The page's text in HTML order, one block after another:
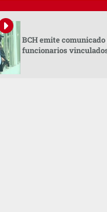
BCH emite
funcionarios